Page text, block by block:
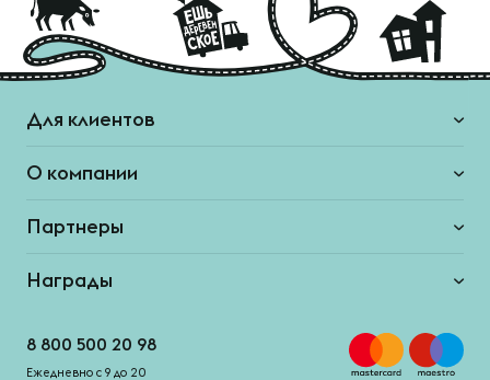
Для клиентов
О компании
Партнеры
Награды
8 800 500 20 98
Ежедневно с 9 до 20